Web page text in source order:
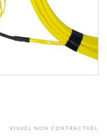
VISUEL NON CONTRACTUEL